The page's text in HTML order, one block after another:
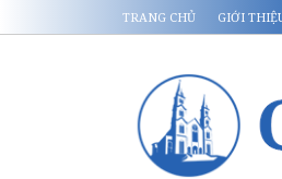
TRANG CHỦ GIỚI